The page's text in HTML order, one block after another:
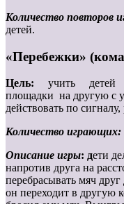
Количество повторов
детей.
«Перебежки»
Цель: учить детей
площадки на другую с
действовать по
Количество играющих:
Описание игры: дети
напротив друга на
перебрасывать мяч
он переходит в другую